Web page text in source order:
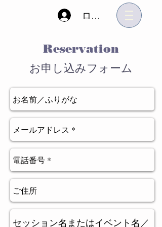
ログイン
Reservation
お申し込みフォ​ーム